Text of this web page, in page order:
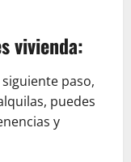
vivienda:
paso,
puedes
y